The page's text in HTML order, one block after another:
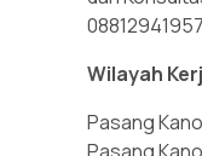
Wilayah
Pasang
Pasang